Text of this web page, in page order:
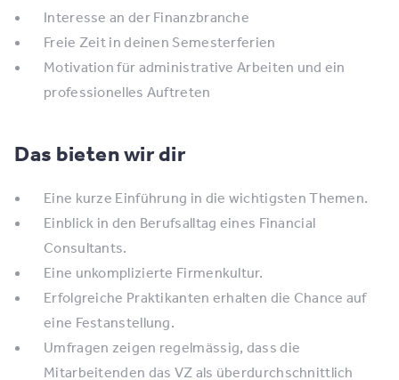
Interesse an der Finanzbranche
Freie Zeit in deinen Semesterferien
Motivation für administrative Arbeiten und ein
professionelles Auftreten
Das bieten wir dir
Eine kurze Einführung in die wichtigsten Themen.
Einblick in den Berufsalltag eines Financial
Consultants.
Eine unkomplizierte Firmenkultur.
Erfolgreiche Praktikanten erhalten die Chance auf
eine Festanstellung.
Umfragen zeigen regelmässig, dass die
Mitarbeitenden das VZ als überdurchschnittlich